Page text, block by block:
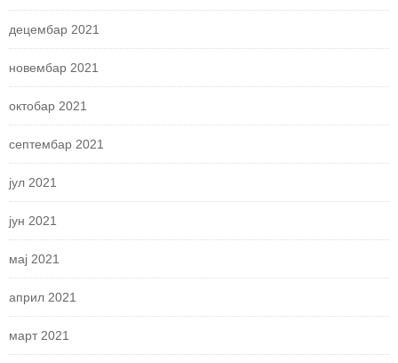
децембар 2021
новембар 2021
октобар 2021
септембар 2021
јул 2021
јун 2021
мај 2021
април 2021
март 2021